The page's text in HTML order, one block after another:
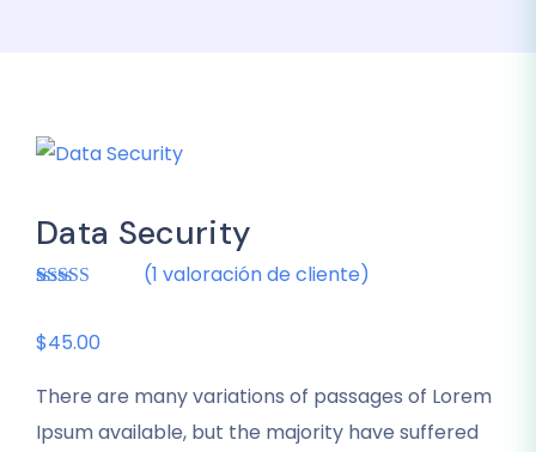
Data Security
5 basado
en
de cliente
(1 valoración de cliente)
$45.00
There are many variations of passages of Lorem
Ipsum available, but the majority have suffered